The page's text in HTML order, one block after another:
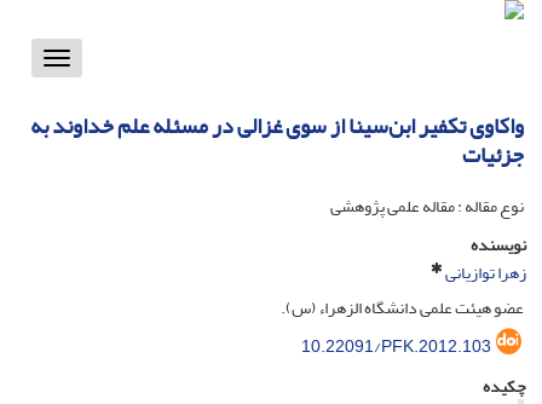
Toggle
واکاوی تکفیر ابن‌سینا از سوی غزالی در مسئله علم خداوند به
جزئیات
نوع مقاله : مقاله علمی پژوهشی
نویسنده
زهرا توازیانی
عضو هیئت علمی دانشگاه الزهراء (س).
10.22091/PFK.2012.103
چکیده